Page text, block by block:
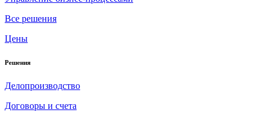
Все решения
Цены
Решения
Делопроизводство
Договоры и счета